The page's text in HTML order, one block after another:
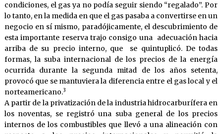
condiciones, el gas ya no podía seguir siendo “regalado”. Por
lo tanto, en la medida en que el gas pasaba a convertirse en un
negocio en sí mismo, paradójicamente, el descubrimiento de
esta importante reserva trajo consigo una adecuación hacia
arriba de su precio interno, que se quintuplicó. De todas
formas, la suba internacional de los precios de la energía
ocurrida durante la segunda mitad de los años setenta,
provocó que se mantuviera la diferencia entre el gas local y el
norteamericano.3
A partir de la privatización de la industria hidrocarburífera en
los noventas, se registró una suba general de los precios
internos de los combustibles que llevó a una alineación con